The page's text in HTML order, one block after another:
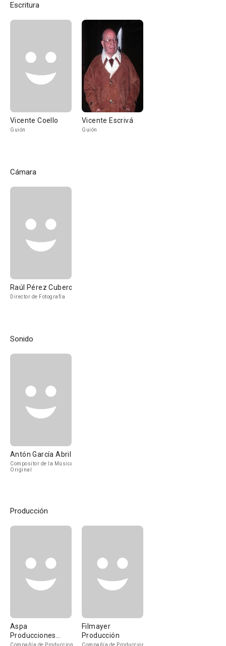
Escritura
Vicente Coello
Guión
Vicente Escrivá
Guión
Cámara
Raúl Pérez Cubero
Director de Fotografía
Sonido
Antón García Abril
Compositor de la Música
Original
Producción
Aspa
Producciones
Compañía de Produccion
Filmayer
Producción
Compañía de Produccion